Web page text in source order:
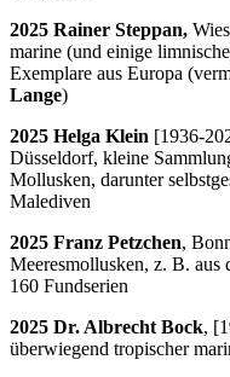
2025 Rainer Steppan,
marine (und einige
Exemplare aus Europa
Lange)
2025 Helga Klein [1936-
Düsseldorf, kleine
Mollusken, darunter
Malediven
2025 Franz Petzchen,
Meeresmollusken, z. B.
160 Fundserien
2025 Dr. Albrecht Bock,
überwiegend tropischer